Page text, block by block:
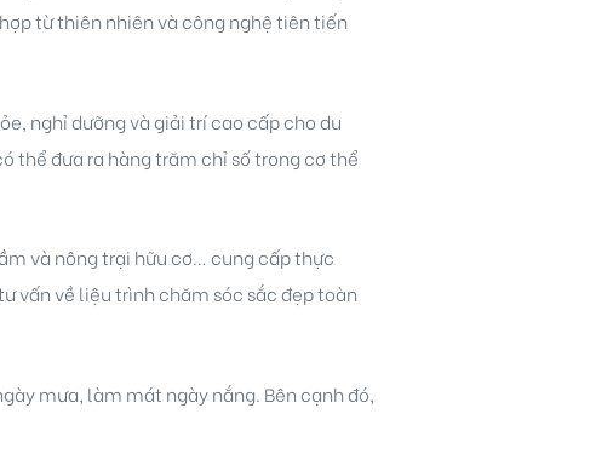
từ thiên nhiên và công nghệ tiên tiến
nghỉ dưỡng và giải trí cao cấp cho du
thể đưa ra hàng trăm chỉ số trong cơ thể
và nông trại hữu cơ… cung cấp thực
vấn về liệu trình chăm sóc sắc đẹp toàn
mưa, làm mát ngày nắng. Bên cạnh đó,